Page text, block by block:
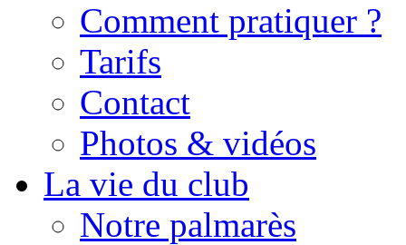
Comment pratiquer ?
Tarifs
Contact
Photos & vidéos
La vie du club
Notre palmarès